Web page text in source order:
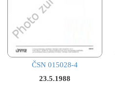
ČSN 015028-4
23.5.1988